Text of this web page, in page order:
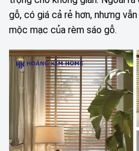
gỗ, có giá cả rẻ hơn, nhưng
mộc mạc của rèm sáo gỗ.